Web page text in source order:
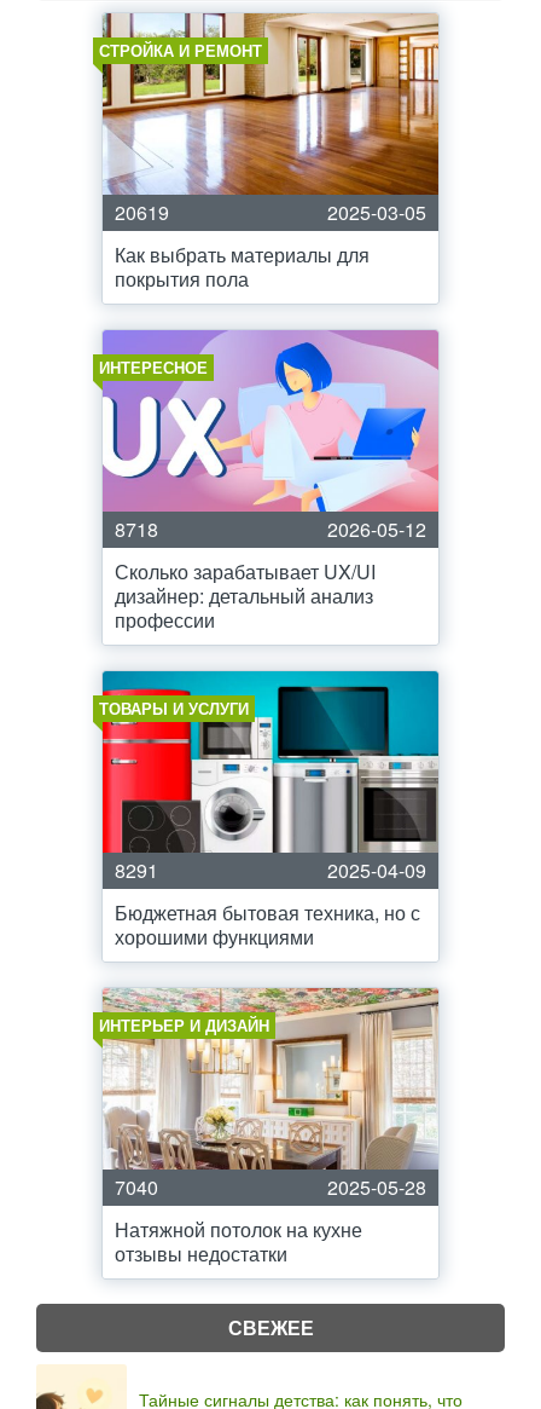
СТРОЙКА И РЕМОНТ
20619
2025-03-05
Как выбрать материалы для
покрытия пола
ИНТЕРЕСНОЕ
8718
2026-05-12
Сколько зарабатывает UX/UI
дизайнер: детальный анализ
профессии
ТОВАРЫ И УСЛУГИ
8291
2025-04-09
Бюджетная бытовая техника, но с
хорошими функциями
ИНТЕРЬЕР И ДИЗАЙН
7040
2025-05-28
Натяжной потолок на кухне
отзывы недостатки
СВЕЖЕЕ
Тайные сигналы детства: как понять, что